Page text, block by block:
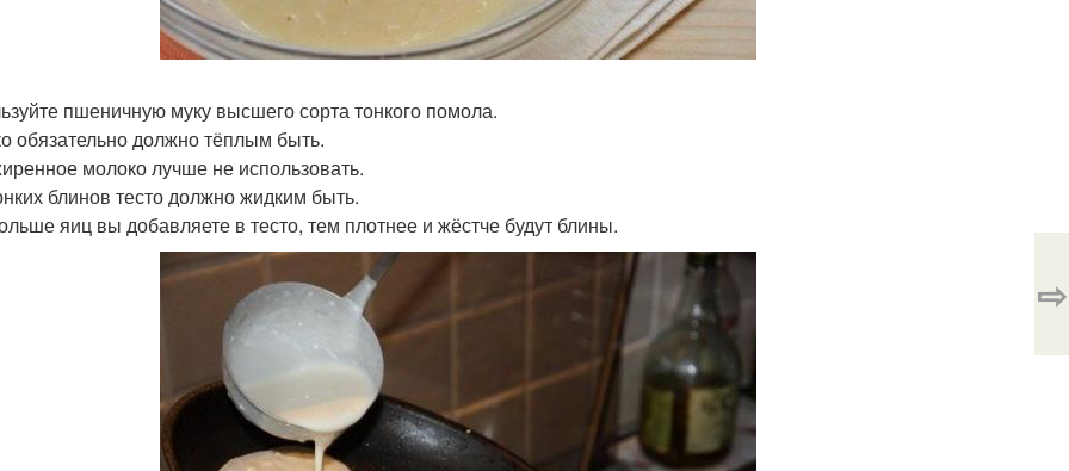
пшеничную муку высшего сорта тонкого помола.
обязательно должно тёплым быть.
молоко лучше не использовать.
блинов тесто должно жидким быть.
яиц вы добавляете в тесто, тем плотнее и жёстче будут блины.
⇨